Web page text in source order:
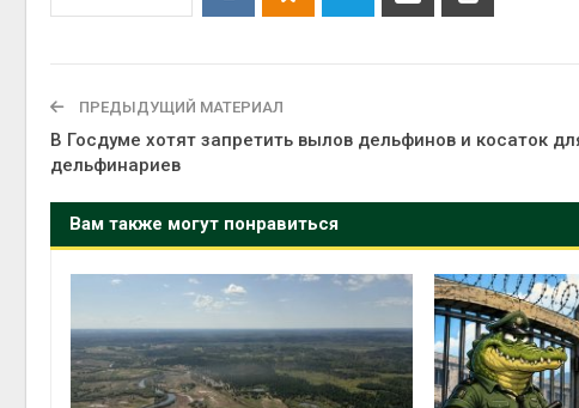
ПРЕДЫДУЩИЙ МАТЕРИАЛ
В Госдуме хотят запретить вылов дельфинов и косаток
дельфинариев
Вам также могут понравиться
Авг 5, 2026